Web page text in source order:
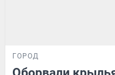
ГОРОД